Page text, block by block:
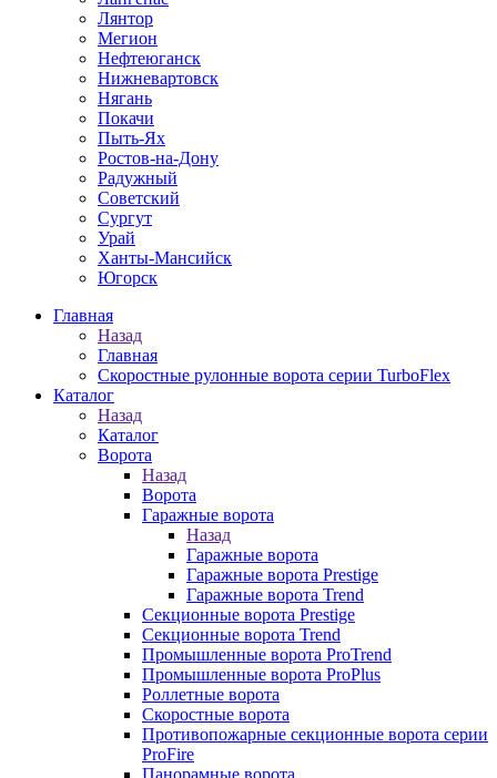
Лянтор
Мегион
Нефтеюганск
Нижневартовск
Нягань
Покачи
Пыть-Ях
Рoстов-на-Дону
Радужный
Советский
Сургут
Урай
Ханты-Мансийск
Югорск
Главная
Назад
Главная
Скоростные рулонные ворота серии TurboFlex
Каталог
Назад
Каталог
Ворота
Назад
Ворота
Гаражные ворота
Назад
Гаражные ворота
Гаражные ворота Prestige
Гаражные ворота Trend
Секционные ворота Prestige
Секционные ворота Trend
Промышленные ворота ProTrend
Промышленные ворота ProPlus
Роллетные ворота
Скоростные ворота
Противопожарные секционные ворота серии
ProFire
Панорамные ворота